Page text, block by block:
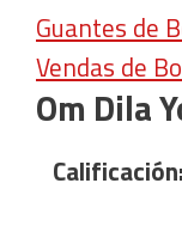
Guantes de
Vendas de
Om Dila
Calificación: